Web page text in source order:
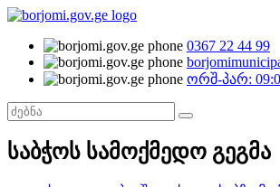
0367 22 44 99
ორშ-პარ:
საბჭოს სამოქმედო გეგმა